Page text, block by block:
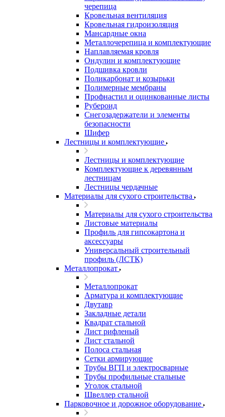
черепица
Кровельная вентиляция
Кровельная гидроизоляция
Мансардные окна
Металлочерепица и комплектующие
Наплавляемая кровля
Ондулин и комплектующие
Подшивка кровли
Поликарбонат и козырьки
Полимерные мембраны
Профнастил и оцинкованные листы
Рубероид
Снегозадержатели и элементы
безопасности
Шифер
Лестницы и комплектующие
Лестницы и комплектующие
Комплектующие к деревянным
лестницам
Лестницы чердачные
Материалы для сухого строительства
Материалы для сухого строительства
Листовые материалы
Профиль для гипсокартона и
аксессуары
Универсальный строительный
профиль (ЛСТК)
Металлопрокат
Металлопрокат
Арматура и комплектующие
Двутавр
Закладные детали
Квадрат стальной
Лист рифленый
Лист стальной
Полоса стальная
Сетки армирующие
Трубы ВГП и электросварные
Трубы профильные стальные
Уголок стальной
Швеллер стальной
Парковочное и дорожное оборудование